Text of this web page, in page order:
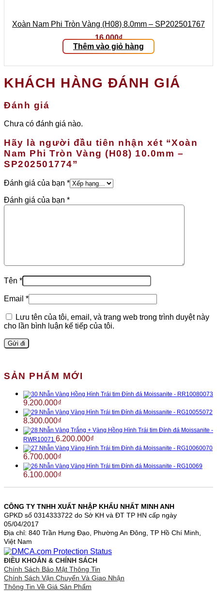
Xoàn Nam Phi Tròn Vàng (H08) 8.0mm – SP202501767
16.000₫
Thêm vào giỏ hàng
KHÁCH HÀNG ĐÁNH GIÁ
Đánh giá
Chưa có đánh giá nào.
Hãy là người đầu tiên nhận xét “Xoàn
Nam Phi Tròn Vàng (H08) 10.0mm –
SP202501774”
Đánh giá của bạn *
Đánh giá của bạn *
Tên *
Email *
Lưu tên của tôi, email, và trang web trong trình duyệt này
cho lần bình luận kế tiếp của tôi.
SẢN PHẨM MỚI
Nhẫn Vàng Hồng Hình Trái tim Đính đá Moissanite - RR10080073
9.200.000₫
Nhẫn Vàng Vàng Hình Trái tim Đính đá Moissanite - RG10055072
8.300.000₫
Nhẫn Vàng Trắng + Vàng Hồng Hình Trái tim Đính đá Moissanite -
RWR10071 6.200.000₫
Nhẫn Vàng Vàng Hình Trái tim Đính đá Moissanite - RG10060070
6.700.000₫
Nhẫn Vàng Vàng Hình Trái tim Đính đá Moissanite - RG10069
6.100.000₫
CÔNG TY TNHH XUẤT NHẬP KHẨU NHẤT MINH ANH
GPKD số 0314333722 do Sở KH và ĐT TP HN cấp ngày
05/04/2017
Địa chỉ: 840 Trần Hưng Đạo, Phường An Đông, TP Hồ Chí Minh,
Việt Nam
ĐIỀU KHOẢN & CHÍNH SÁCH
Chính Sách Bảo Mật Thông Tin
Chính Sách Vận Chuyển Và Giao Nhận
Thông Tin Về Giá Sản Phẩm